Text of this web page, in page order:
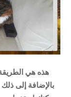
هذه هي